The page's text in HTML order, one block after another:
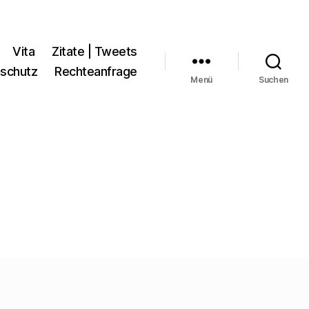
Vita
Zitate | Tweets
Rechteanfrage
Menü Suchen